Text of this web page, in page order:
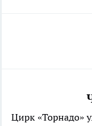
Цирк «Торнадо»